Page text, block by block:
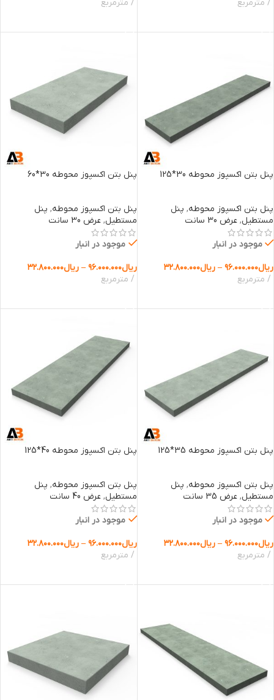
مترمربع
مترمربع
پنل بتن اکسپوز محوطه 30*125
پنل بتن اکسپوز محوطه, پنل
مستطیل, عرض 30 سانت
موجود در انبار
ریال۹۶.۰۰۰.۰۰۰ – ریال۳۲.۸۰۰.۰۰۰
مترمربع
پنل بتن اکسپوز محوطه 30*60
پنل بتن اکسپوز محوطه, پنل
مستطیل, عرض 30 سانت
موجود در انبار
ریال۹۶.۰۰۰.۰۰۰ – ریال۳۲.۸۰۰.۰۰۰
مترمربع
پنل بتن اکسپوز محوطه 35*125
پنل بتن اکسپوز محوطه, پنل
مستطیل, عرض 35 سانت
موجود در انبار
ریال۹۶.۰۰۰.۰۰۰ – ریال۳۲.۸۰۰.۰۰۰
مترمربع
پنل بتن اکسپوز محوطه 40*125
پنل بتن اکسپوز محوطه, پنل
مستطیل, عرض 40 سانت
موجود در انبار
ریال۹۶.۰۰۰.۰۰۰ – ریال۳۲.۸۰۰.۰۰۰
مترمربع